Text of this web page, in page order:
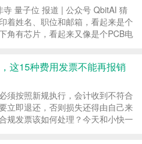
寺 量子位 报道 | 公众号 QbitAI 猜
着姓名、职位和邮箱，看起来是个
角有芯片，看起来又像是个PCB电
戏。 而...
这15种费用发票不能再报销
须按照新规执行，会计收到不符合
立即退还，否则损失还得由自己来
规发票该如何处理？今天和小快一